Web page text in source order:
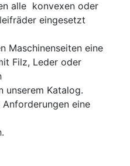
alle konvexen oder
eingesetzt
Maschinenseiten eine
Filz, Leder oder
unserem Katalog.
eine